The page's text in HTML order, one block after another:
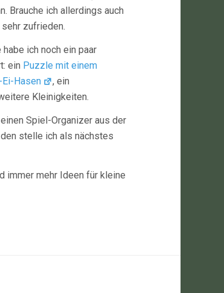
Brauche ich allerdings auch
zufrieden.
ich noch ein paar
ein Puzzle mit einem
Ei-Hasen
, ein
Kleinigkeiten.
Spiel-Organizer aus der
stelle ich als nächstes
immer mehr Ideen für kleine